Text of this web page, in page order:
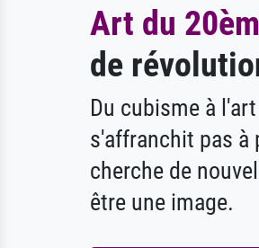
Art du
de
Du cubisme à
s'affranchit pas à
cherche de
être une image.